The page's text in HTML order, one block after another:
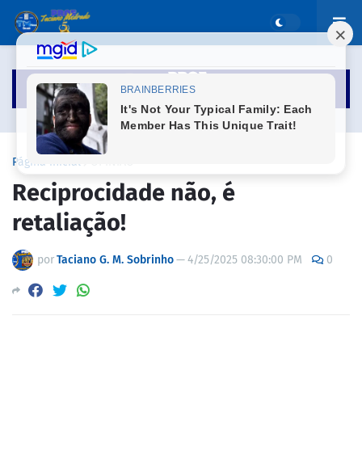
Página inicial
Reciprocidade não, é
retaliação!
porTaciano G. M. Sobrinho—4/25/2025 08:30:00 PM 0